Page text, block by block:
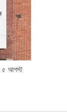
৫ আগস্ট